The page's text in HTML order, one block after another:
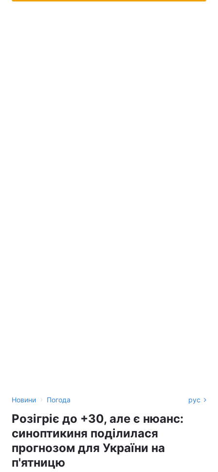
Новини › Погода рус
Розігріє до +30, але є нюанс:
синоптикиня поділилася
прогнозом для України на
п'ятницю